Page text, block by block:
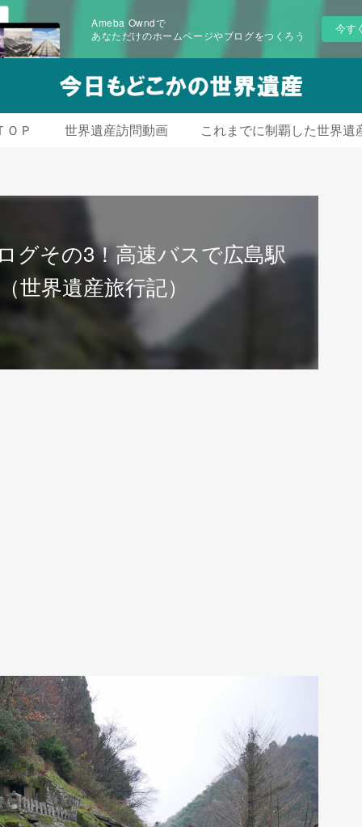
Ameba Owndで
あなただけのホームページやブログをつくろう
今す
ＯＰ 世界遺産訪問動画 これまでに制覇した世界遺
グその3！高速バスで広島駅
世界遺産旅行記）